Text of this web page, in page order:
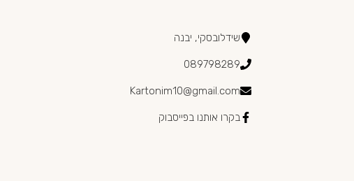
שידלובסקי, יבנה
089798289
Kartonim10@gmail.com
בקרו אותנו בפייסבוק